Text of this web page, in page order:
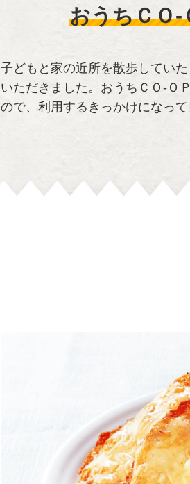
おうちＣＯ-
子どもと家の近所を散歩してい
いただきました。おうちＣＯ-Ｏ
ので、利用するきっかけになって